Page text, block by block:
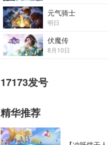
元气骑士
明日
伏魔传
8月10日
17173发号
精华推荐